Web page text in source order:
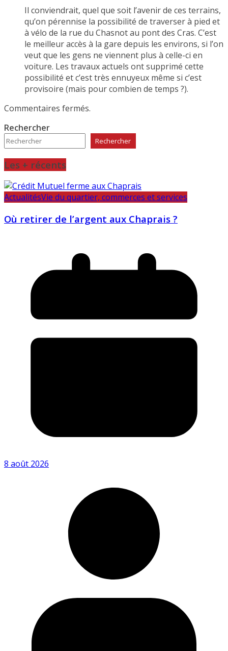
Il conviendrait, quel que soit l’avenir de ces terrains,
qu’on pérennise la possibilité de traverser à pied et
à vélo de la rue du Chasnot au pont des Cras. C’est
le meilleur accès à la gare depuis les environs, si l’on
veut que les gens ne viennent plus à celle-ci en
voiture. Les travaux actuels ont supprimé cette
possibilité et c’est très ennuyeux même si c’est
provisoire (mais pour combien de temps ?).
Commentaires fermés.
Rechercher
Rechercher
Les + récents
ActualitésVie du quartier, commerces et services
Où retirer de l’argent aux Chaprais ?
8 août 2026